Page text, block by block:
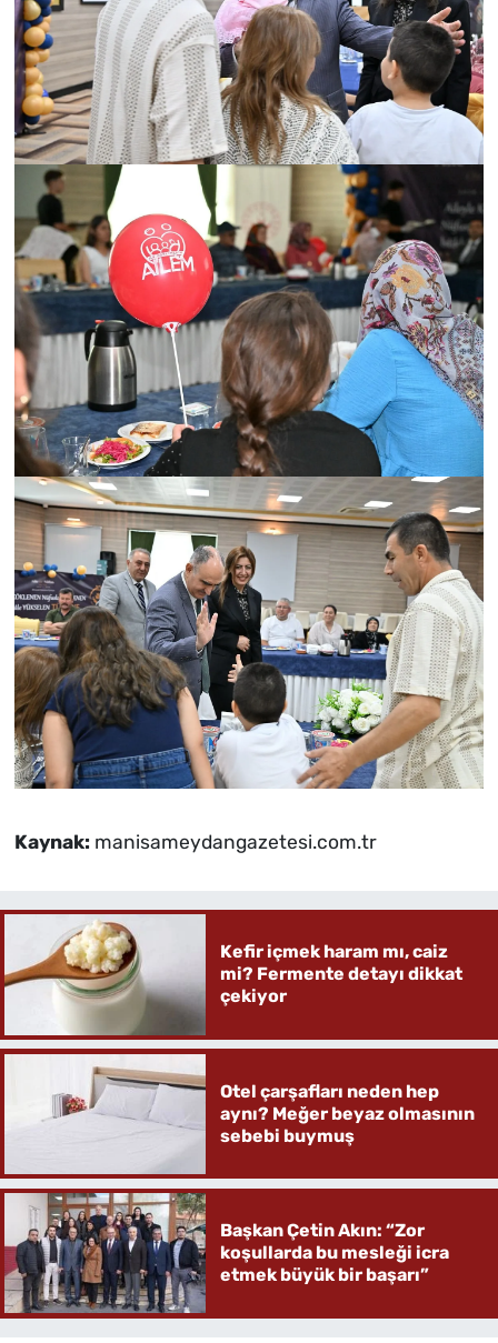
Kaynak: manisameydangazetesi.com.tr
Kefir içmek haram mı, caiz
mi? Fermente detayı dikkat
çekiyor
Otel çarşafları neden hep
aynı? Meğer beyaz olmasının
sebebi buymuş
Başkan Çetin Akın: “Zor
koşullarda bu mesleği icra
etmek büyük bir başarı”